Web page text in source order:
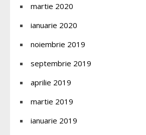
martie 2020
ianuarie 2020
noiembrie 2019
septembrie 2019
aprilie 2019
martie 2019
ianuarie 2019